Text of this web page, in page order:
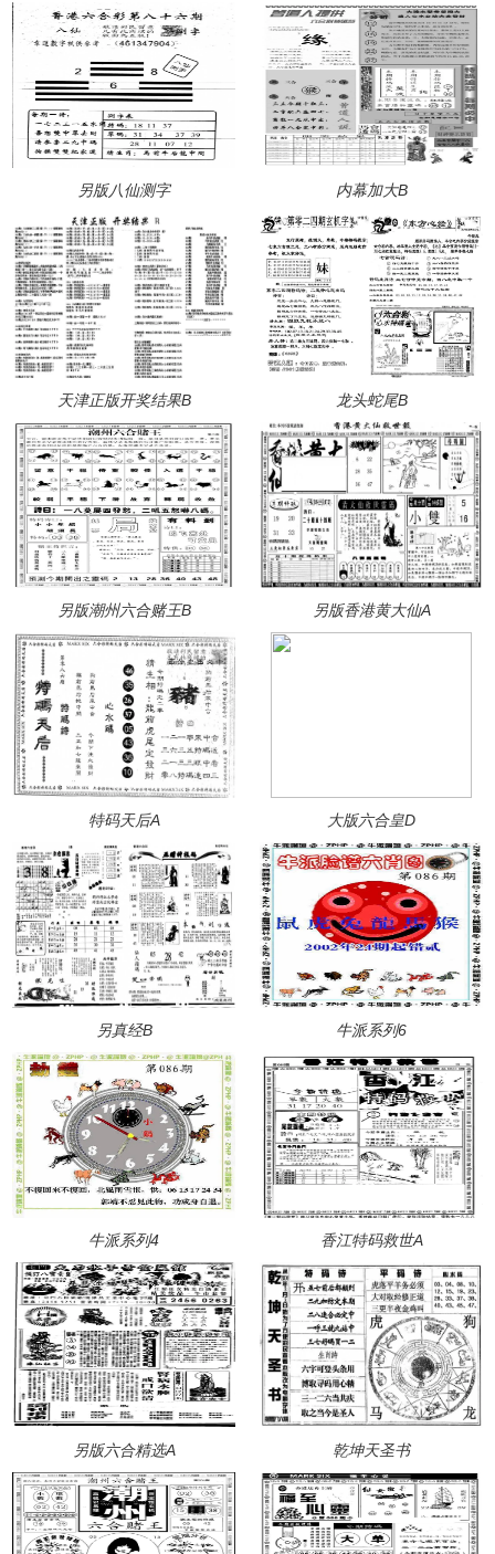
另版八仙测字 内幕加大B
天津正版开奖结果B 龙头蛇尾B
另版潮州六合赌王B 另版香港黄大仙A
特码天后A 大版六合皇D
另真经B 牛派系列6
牛派系列4 香江特码救世A
另版六合精选A 乾坤天圣书